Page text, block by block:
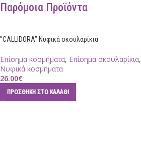
Παρόμοια Προϊόντα
”CALLIDORA” Νυφικά σκουλαρίκια
Επίσημα κοσμήματα, Επίσημα σκουλαρίκια,
Νυφικά κοσμήματα
26.00€
ΠΡΟΣΘΉΚΗ ΣΤΟ ΚΑΛΆΘΙ